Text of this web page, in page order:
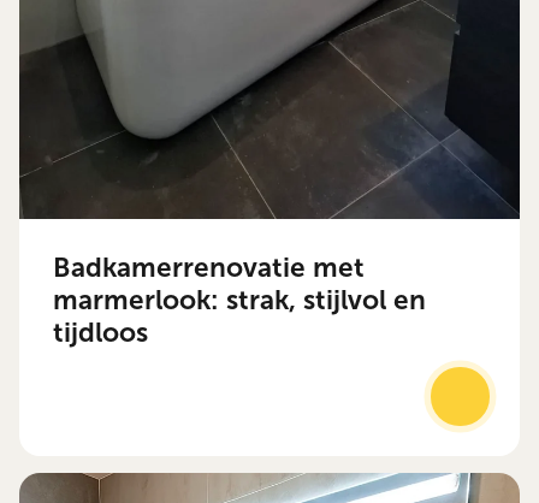
Badkamerrenovatie met
marmerlook: strak, stijlvol en
tijdloos